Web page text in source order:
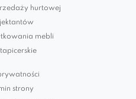
hurtowej
mebli
tapicerskie
strony